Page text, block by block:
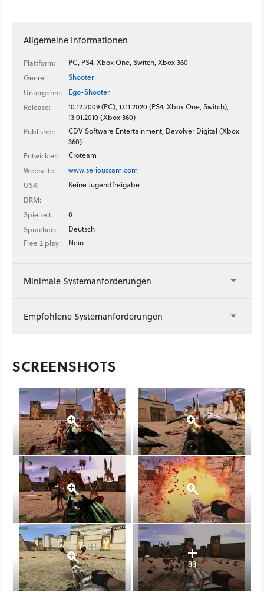
Allgemeine Informationen
Plattform:
PC, PS4, Xbox One, Switch, Xbox 360
Genre:
Shooter
Untergenre:
Ego-Shooter
Release:
10.12.2009 (PC), 17.11.2020 (PS4, Xbox One, Switch),
13.01.2010 (Xbox 360)
Publisher:
CDV Software Entertainment, Devolver Digital (Xbox
360)
Entwickler:
Croteam
Webseite:
www.serioussam.com
USK:
Keine Jugendfreigabe
DRM:
-
Spielzeit:
8
Sprachen:
Deutsch
Free 2 play:
Nein
Minimale Systemanforderungen
Empfohlene Systemanforderungen
SCREENSHOTS
88